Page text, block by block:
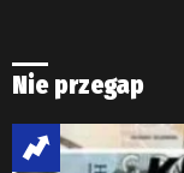
Nie przegap